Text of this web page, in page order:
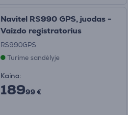
Navitel RS990 GPS, juodas -
Vaizdo registratorius
RS990GPS
Turime sandėlyje
Kaina:
18999 €